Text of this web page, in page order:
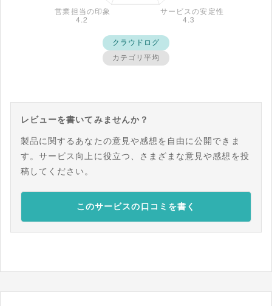
クラウドログ
カテゴリ平均
レビューを書いてみませんか？
製品に関するあなたの意見や感想を自由に公開できま
す。サービス向上に役立つ、さまざまな意見や感想を投
稿してください。
このサービスの口コミを書く